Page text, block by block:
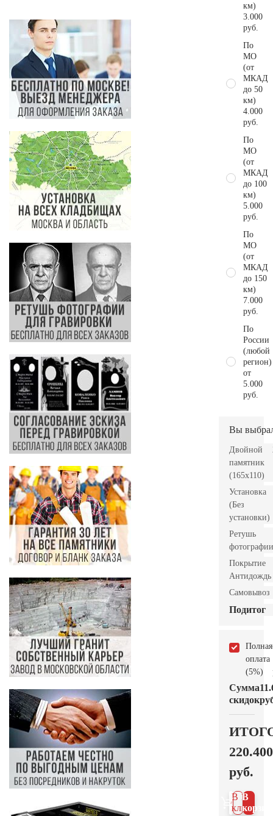
км)
3.000
руб.
По
МО
(от
МКАД
до 50
км)
4.000
руб.
По
МО
(от
МКАД
до 100
км)
5.000
руб.
По
МО
(от
МКАД
до 150
км)
7.000
руб.
По
России
(любой
регион)
от
5.000
руб.
Вы
Двойной
памятник
(165х110)
Установка
(Без
установки)
Ретушь
фотографии
Покрытие
Антидождь
Самовывоз
Подитог
Полная
оплата
(5%)
Сумма
скидок
220.400
руб.
В
В 1
клик